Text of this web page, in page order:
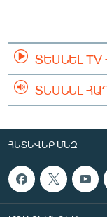
ՏԵՍՆԵԼ
ՏԵՍՆԵԼ
ՀԵՏԵՎԵՔ ՄԵԶ